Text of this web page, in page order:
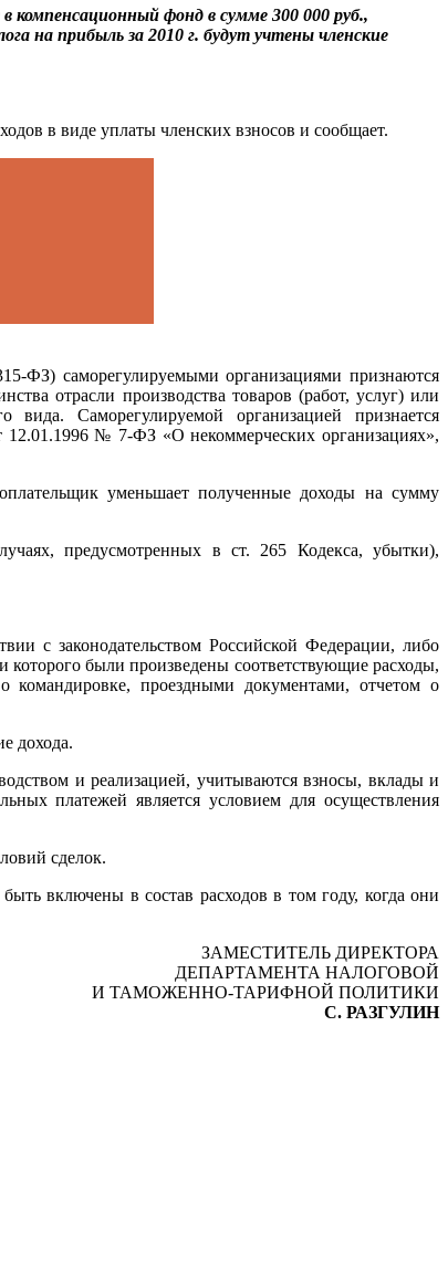
в компенсационный фонд в сумме 300 000 руб.,
на прибыль за 2010 г. будут учтены членские
в виде уплаты членских взносов и сообщает.
ФЗ) саморегулируемыми организациями признаются
отрасли производства товаров (работ, услуг) или
вида. Саморегулируемой организацией признается
12.01.1996 № 7-ФЗ «О некоммерческих организациях»,
уменьшает полученные доходы на сумму
предусмотренных в ст. 265 Кодекса, убытки),
с законодательством Российской Федерации, либо
были произведены соответствующие расходы,
проездными документами, отчетом о
дохода.
и реализацией, учитываются взносы, вклады и
платежей является условием для осуществления
сделок.
включены в состав расходов в том году, когда они
ЗАМЕСТИТЕЛЬ ДИРЕКТОРА
ДЕПАРТАМЕНТА НАЛОГОВОЙ
И ТАМОЖЕННО-ТАРИФНОЙ ПОЛИТИКИ
С. РАЗГУЛИН